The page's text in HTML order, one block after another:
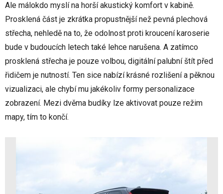
Ale málokdo myslí na horší akustický komfort v kabině.
Prosklená část je zkrátka propustnější než pevná plechová
střecha, nehledě na to, že odolnost proti kroucení karoserie
bude v budoucích letech také lehce narušena. A zatímco
prosklená střecha je pouze volbou, digitální palubní štít před
řidičem je nutností. Ten sice nabízí krásné rozlišení a pěknou
vizualizaci, ale chybí mu jakékoliv formy personalizace
zobrazení. Mezi dvěma budíky lze aktivovat pouze režim
mapy, tím to končí.